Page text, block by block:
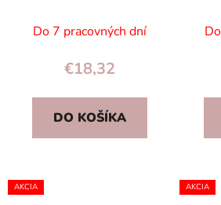
hračka so svietiacim
autíčkom
Do 7 pracovných dní
€18,32
DO KOŠÍKA
AKCIA AKCIA